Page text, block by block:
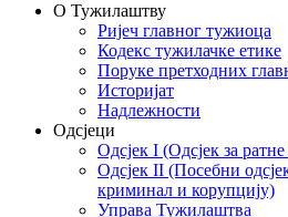
О Тужилаштву
Ријеч главног тужиоца
Кодекс тужилачке етике
Поруке претходних
Историјат
Надлежности
Одсјеци
Одсјек I (Одсјек за
Одсјек II (Посебни
криминал и корупцију)
Управа Тужилаштва